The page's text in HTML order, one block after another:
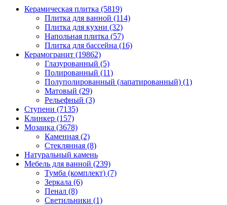
Керамическая плитка (5819)
Плитка для ванной (114)
Плитка для кухни (32)
Напольная плитка (57)
Плитка для бассейна (16)
Керамогранит (19862)
Глазурованный (5)
Полированный (11)
Полуполированный (лапатированный) (1)
Матовый (29)
Рельефный (3)
Ступени (7135)
Клинкер (157)
Мозаика (3678)
Каменная (2)
Стеклянная (8)
Натуральный камень
Мебель для ванной (239)
Тумба (комплект) (7)
Зеркала (6)
Пенал (8)
Светильники (1)